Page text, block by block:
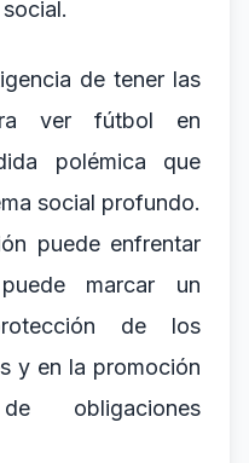
de tener las
ver fútbol en
polémica que
social profundo.
puede enfrentar
marcar un
de los
y en la promoción
obligaciones